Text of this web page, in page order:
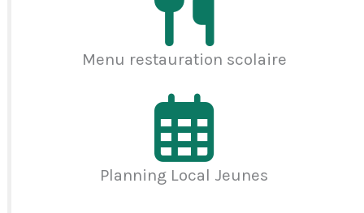
Menu restauration scolaire
Planning Local Jeunes